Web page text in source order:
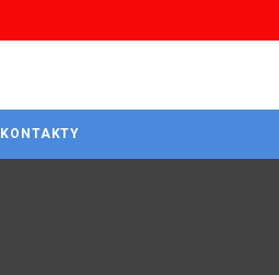
KONTAKTY